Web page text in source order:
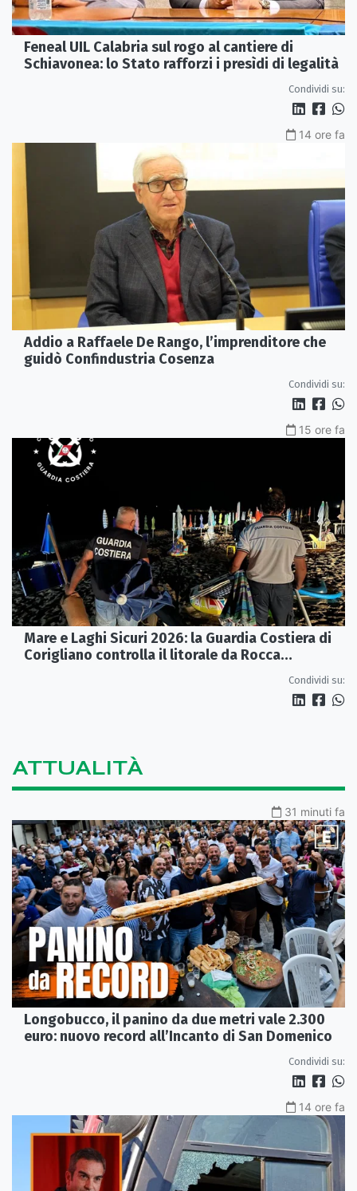
Feneal UIL Calabria sul rogo al cantiere di
Schiavonea: lo Stato rafforzi i presìdi di legalità
Condividi su:
14 ore fa
Addio a Raffaele De Rango, l’imprenditore che
guidò Confindustria Cosenza
Condividi su:
15 ore fa
Mare e Laghi Sicuri 2026: la Guardia Costiera di
Corigliano controlla il litorale da Rocca
Condividi su:
ATTUALITÀ
31 minuti fa
Longobucco, il panino da due metri vale 2.300
euro: nuovo record all’Incanto di San Domenico
Condividi su:
14 ore fa